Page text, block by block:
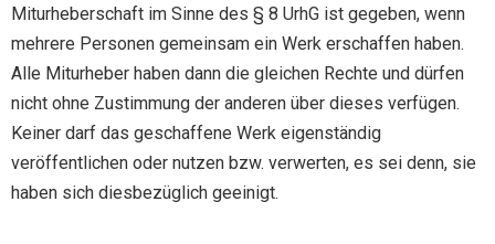
Miturheberschaft im Sinne des § 8 UrhG ist gegeben, wenn
mehrere Personen gemeinsam ein Werk erschaffen haben.
Alle Miturheber haben dann die gleichen Rechte und dürfen
nicht ohne Zustimmung der anderen über dieses verfügen.
Keiner darf das geschaffene Werk eigenständig
veröffentlichen oder nutzen bzw. verwerten, es sei denn, sie
haben sich diesbezüglich geeinigt.